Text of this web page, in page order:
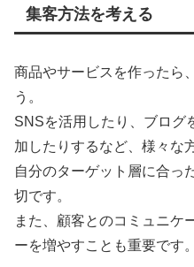
集客方法を考える
商品やサービスを作ったら
う。
SNSを活用したり、ブログ
加したりするなど、様々な
自分のターゲット層に合っ
切です。
また、顧客とのコミュニケ
ーを増やすことも重要です。